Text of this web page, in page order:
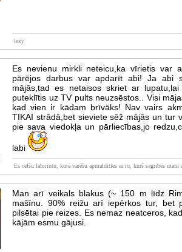
lexy
Es nevienu mirkli neteicu,ka vīrietis var
pārējos darbus var apdarīt abi! Ja abi
mājās,tad es netaisos skriet ar
puteklītis uz TV pults neuzsēstos.. Visi
kad vien ir kādam brīvāks! Nav vairs
TIKAI strādā,bet sieviete sēž mājās un tur
pie sava viedokļa un pārliecības,jo
labi
Es celšu labirintu, kurā varēšu apmaldīties ar to, kurš sagribēs mani
Man arī veikals blakus (~ 150 m līdz
mašīnu. 90% reižu arī iepērkos tur, bet
pilsētai pie reizes. Es nemaz neatceros,
kājām esmu gājusi.